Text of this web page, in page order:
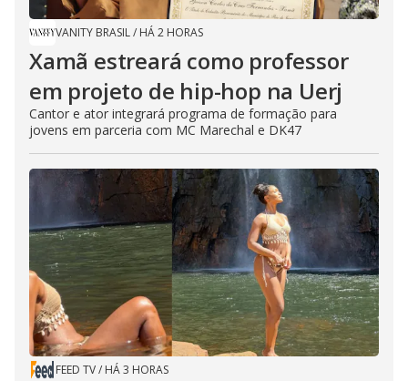
VANITY BRASIL/ HÁ 2 HORAS
Xamã estreará como professor
em projeto de hip-hop na Uerj
Cantor e ator integrará programa de formação para
jovens em parceria com MC Marechal e DK47
FEED TV/ HÁ 3 HORAS